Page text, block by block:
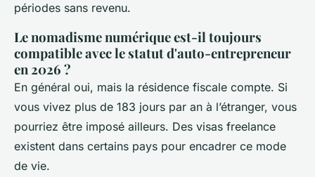
périodes sans revenu.
Le nomadisme numérique est-il toujours
compatible avec le statut d'auto-entrepreneur
en 2026 ?
En général oui, mais la résidence fiscale compte. Si
vous vivez plus de 183 jours par an à l’étranger, vous
pourriez être imposé ailleurs. Des visas freelance
existent dans certains pays pour encadrer ce mode
de vie.